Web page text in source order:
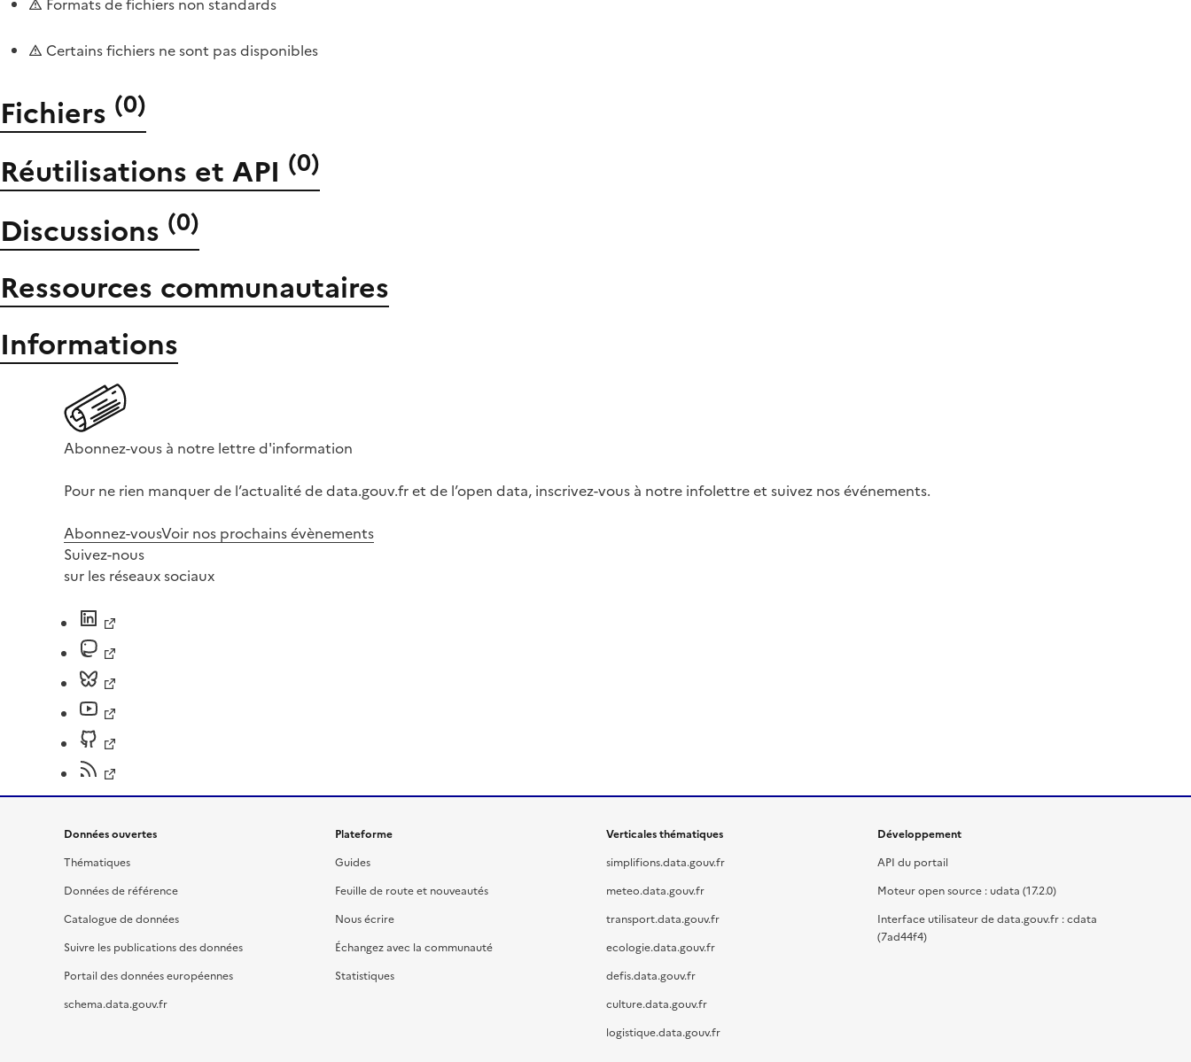
Formats de fichiers non standards
Certains fichiers ne sont pas disponibles
Fichiers (0)
Réutilisations et API (0)
Discussions (0)
Ressources communautaires
Informations
Abonnez-vous à notre lettre d'information
Pour ne rien manquer de l’actualité de data.gouv.fr et de l’open data, inscrivez-vous à notre infolettre et suivez nos événements.
Abonnez-vousVoir nos prochains évènements
Suivez-nous
sur les réseaux sociaux
Données ouvertes
Thématiques
Données de référence
Catalogue de données
Suivre les publications des données
Portail des données européennes
schema.data.gouv.fr
Plateforme
Guides
Feuille de route et nouveautés
Nous écrire
Échangez avec la communauté
Statistiques
Verticales thématiques
simplifions.data.gouv.fr
meteo.data.gouv.fr
transport.data.gouv.fr
ecologie.data.gouv.fr
defis.data.gouv.fr
culture.data.gouv.fr
logistique.data.gouv.fr
Développement
API du portail
Moteur open source : udata (17.2.0)
Interface utilisateur de data.gouv.fr : cdata
(7ad44f4)